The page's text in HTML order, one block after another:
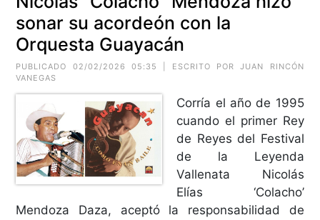
sonar su acordeón con la
Orquesta Guayacán
PUBLICADO 02/02/2026 05:35 | ESCRITO POR JUAN RINCÓN
VANEGAS
Corría el año de 1995
cuando el primer Rey
de Reyes del Festival
de la Leyenda
Vallenata Nicolás
Elías ‘Colacho’
Mendoza Daza, aceptó la responsabilidad de